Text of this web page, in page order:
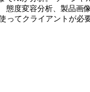
態度変容分析、製品画
ってクライアントが必